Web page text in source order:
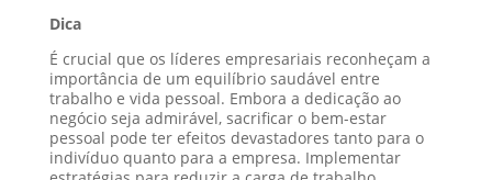
Dica
É crucial que os líderes empresariais reconheçam a
importância de um equilíbrio saudável entre
trabalho e vida pessoal. Embora a dedicação ao
negócio seja admirável, sacrificar o bem-estar
pessoal pode ter efeitos devastadores tanto para o
indivíduo quanto para a empresa. Implementar